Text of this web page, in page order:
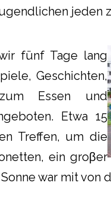
jeden
fünf Tage lang
Geschichten,
Essen und
Etwa 15
Treffen, um die
ein groβer
war mit von